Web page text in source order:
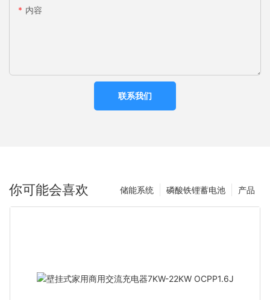
内容
联系我们
你可能会喜欢 产品
磷酸铁锂蓄电池
储能系统